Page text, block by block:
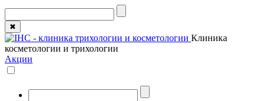
✖
Клиника
косметологии и трихологии
Акции